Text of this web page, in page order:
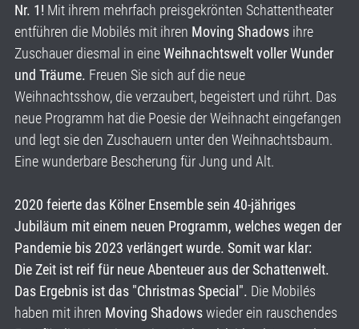
Nr. 1! Mit ihrem mehrfach preisgekrönten Schattentheater
entführen die Mobilés mit ihren Moving Shadows ihre
Zuschauer diesmal in eineWeihnachtswelt voller Wunder
und Träume. Freuen Sie sich auf die neue
Weihnachtsshow, die verzaubert, begeistert und rührt. Das
neue Programm hat die Poesie der Weihnacht eingefangen
und legt sie den Zuschauern unter den Weihnachtsbaum.
Eine wunderbare Bescherung für Jung und Alt.
2020 feierte das Kölner Ensemble sein 40-jähriges
Jubiläum mit einem neuen Programm, welches wegen der
Pandemie bis 2023 verlängert wurde. Somit war klar:
Die Zeit ist reif für neue Abenteuer aus der Schattenwelt.
Das Ergebnis ist das "Christmas Special". Die Mobilés
haben mit ihren Moving Shadowswieder ein rauschendes